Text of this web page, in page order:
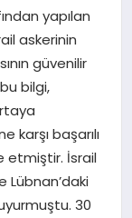
yapılan
askerinin
güvenilir
bilgi,
karşı başarılı
etmiştir. İsrail
Lübnan’daki
30